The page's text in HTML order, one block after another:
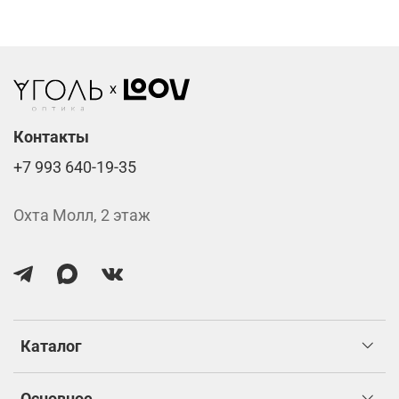
Каталог
Контакты
+7 993 640-19-35
Охта Молл, 2 этаж